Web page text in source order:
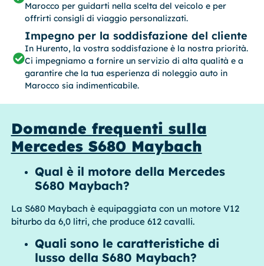
Marocco per guidarti nella scelta del veicolo e per
offrirti consigli di viaggio personalizzati.
Impegno per la soddisfazione del cliente
In Hurento, la vostra soddisfazione è la nostra priorità.
Ci impegniamo a fornire un servizio di alta qualità e a
garantire che la tua esperienza di noleggio auto in
Marocco sia indimenticabile.
Domande frequenti sulla
Mercedes S680 Maybach
Qual è il motore della Mercedes
S680 Maybach?
La S680 Maybach è equipaggiata con un motore V12
biturbo da 6,0 litri, che produce 612 cavalli.
Quali sono le caratteristiche di
lusso della S680 Maybach?